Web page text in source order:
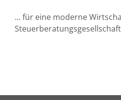
... für eine moderne